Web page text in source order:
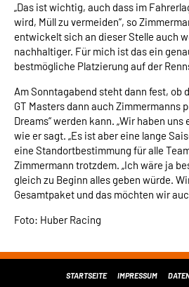
„Das ist wichtig, auch dass im
wird, Müll zu vermeiden“, so
entwickelt sich an dieser Stelle auch
nachhaltiger. Für mich ist das ein
bestmögliche Platzierung auf der
Am Sonntagabend steht dann fest, ob
GT Masters dann auch Zimmermanns
Dreams“ werden kann. „Wir haben
wie er sagt. „Es ist aber eine lange
eine Standortbestimmung für alle
Zimmermann trotzdem. „Ich wäre ja
gleich zu Beginn alles geben würde.
Gesamtpaket und das möchten wir
Foto: Huber Racing
IMPRESSUM
STARTSEITE